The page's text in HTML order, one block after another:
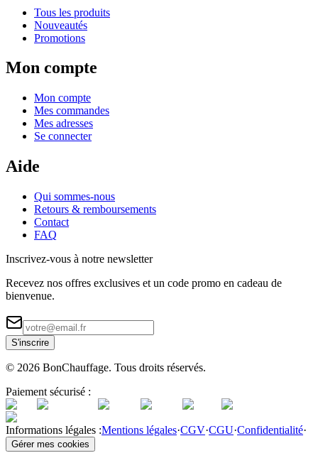
Tous les produits
Nouveautés
Promotions
Mon compte
Mon compte
Mes commandes
Mes adresses
Se connecter
Aide
Qui sommes-nous
Retours & remboursements
Contact
FAQ
Inscrivez-vous à notre newsletter
Recevez nos offres exclusives et un code promo en cadeau de
bienvenue.
S'inscrire
© 2026 BonChauffage. Tous droits réservés.
Paiement sécurisé :
Informations légales :Mentions légales·CGV·CGU·Confidentialité·
Gérer mes cookies